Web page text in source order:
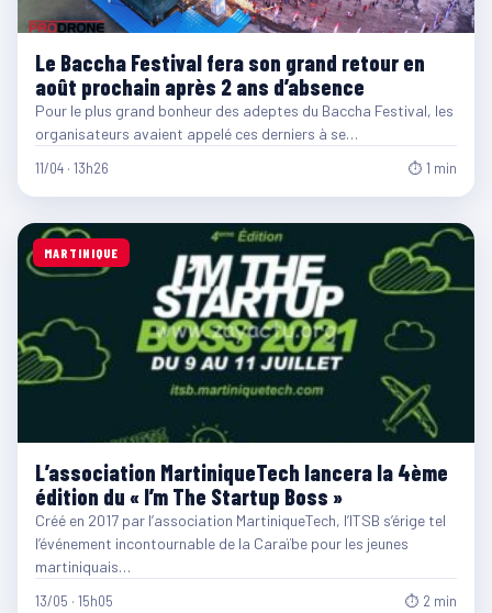
Le Baccha Festival fera son grand retour en
août prochain après 2 ans d’absence
Pour le plus grand bonheur des adeptes du Baccha Festival, les
organisateurs avaient appelé ces derniers à se…
11/04 · 13h26 ⏱ 1 min
MARTINIQUE
L’association MartiniqueTech lancera la 4ème
édition du « I’m The Startup Boss »
Créé en 2017 par l’association MartiniqueTech, l’ITSB s’érige tel
l’événement incontournable de la Caraïbe pour les jeunes
martiniquais…
13/05 · 15h05 ⏱ 2 min